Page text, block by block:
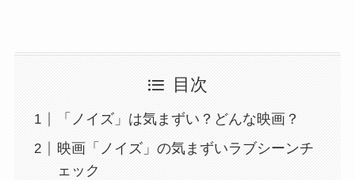
目次
「ノイズ」は気まずい？どんな映画？
映画「ノイズ」の気まずいラブシーンチ
ェック